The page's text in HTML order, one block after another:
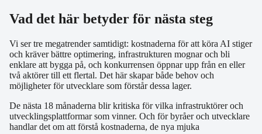
Vad det här betyder för nästa steg
Vi ser tre megatrender samtidigt: kostnaderna för att köra AI stiger
och kräver bättre optimering, infrastrukturen mognar och bli
enklare att bygga på, och konkurrensen öppnar upp från en eller
två aktörer till ett flertal. Det här skapar både behov och
möjligheter för utvecklare som förstår dessa lager.
De nästa 18 månaderna blir kritiska för vilka infrastruktörer och
utvecklingsplattformar som vinner. Och för byråer och utvecklare
handlar det om att förstå kostnaderna, de nya mjuka